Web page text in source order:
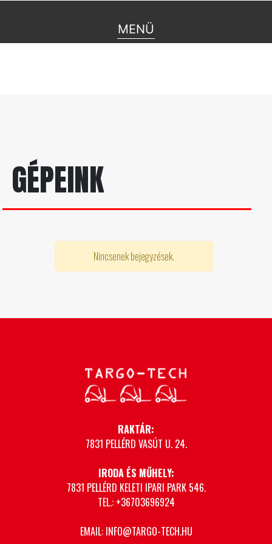
MENÜ
GÉPEINK
Nincsenek bejegyzések.
RAKTÁR:
7831 PELLÉRD VASÚT U. 24.
IRODA ÉS MŰHELY:
7831 PELLÉRD KELETI IPARI PARK 546.
TEL.: +36703696924
EMAIL: INFO@TARGO-TECH.HU